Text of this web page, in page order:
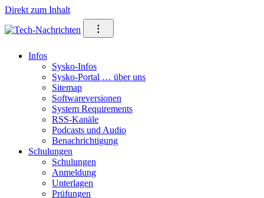
Direkt zum Inhalt
⁝
Infos
Sysko-Infos
Sysko-Portal … über uns
Sitemap
Softwareversionen
System Requirements
RSS-Kanäle
Podcasts und Audio
Benachrichtigung
Schulungen
Schulungen
Anmeldung
Unterlagen
Prüfungen